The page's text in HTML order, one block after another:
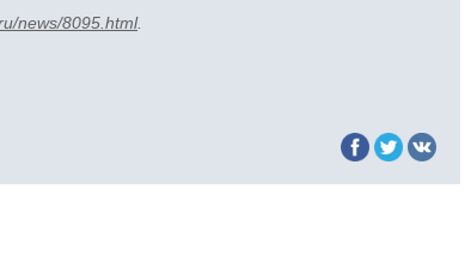
news/8095.html.